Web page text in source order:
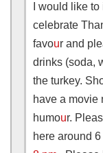
I would like
celebrate
favour and
drinks (soda,
the turkey.
have a movie
humour.
here around 6